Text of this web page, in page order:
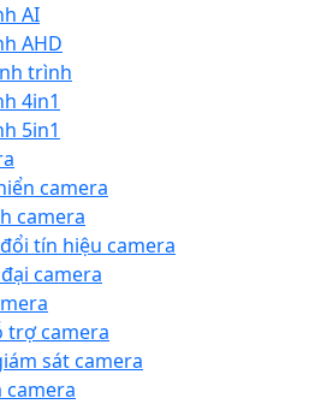
AI
AHD
trình
4in1
5in1
camera
camera
tín hiệu camera
camera
trợ camera
sát camera
camera